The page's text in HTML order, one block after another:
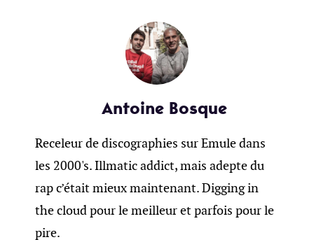
Antoine Bosque
Receleur de discographies sur Emule dans
les 2000's. Illmatic addict, mais adepte du
rap c’était mieux maintenant. Digging in
the cloud pour le meilleur et parfois pour le
pire.